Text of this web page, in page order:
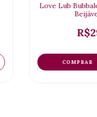
Love Lub
COMPRAR